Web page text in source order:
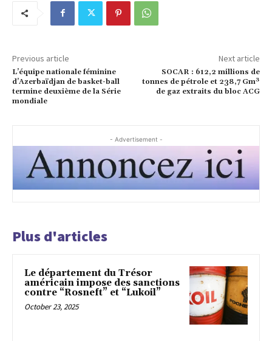
Previous article
L’équipe nationale féminine
d’Azerbaïdjan de basket-ball
termine deuxième de la Série
mondiale
Next article
SOCAR : 612,2 millions de
tonnes de pétrole et 238,7 Gm³
de gaz extraits du bloc ACG
- Advertisement -
Plus d'articles
Le département du Trésor
américain impose des sanctions
contre “Rosneft” et “Lukoil”
October 23, 2025